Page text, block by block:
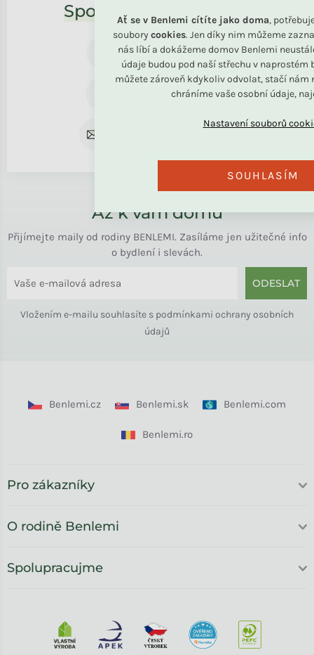
Ať se v Benlemi cítíte jako doma,
soubory cookies. Jen díky nim můžeme
nás líbí a dokážeme domov Benlemi
údaje budou pod naší střechu v naprostém
můžete zároveň kdykoliv odvolat, stačí nám
chráníme vaše osobní údaje,
SOUHLASÍM
Společně to vyřešíme!
+420 739 787 164
Po - Pá 8:30 - 16:00
+420 734 122 672
Pro reklamaci
rodina@benlemi.cz
Až k vám domů
Přijímejte maily od rodiny BENLEMI. Zasíláme jen užitečné info
o bydlení i slevách.
ODESLAT
Vložením e-mailu souhlasíte s podmínkami ochrany osobních
údajů
Benlemi.cz Benlemi.sk Benlemi.com
Benlemi.ro
Pro zákazníky
O rodině Benlemi
Spolupracujme